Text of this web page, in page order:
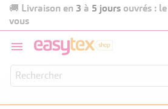
🚚 Livraison en 3 à 5 jours ouvrés :
vous
